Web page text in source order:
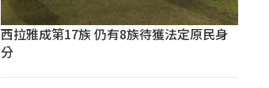
西拉雅成第17族 仍有8族待獲法定原民身
分